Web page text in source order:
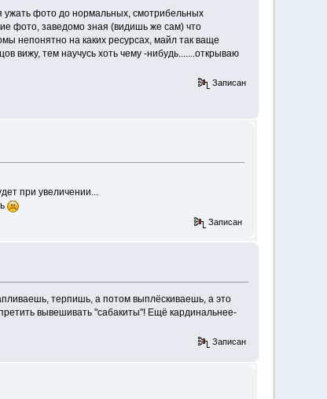
ужать фото до нормальных, смотрибельных
фото, заведомо зная (видишь же сам) что
непонятно на каких ресурсах, майл так ваще
тем научусь хоть чему -нибудь.......открываю
Записан
при увеличении...
Записан
терпишь, а потом выплёскиваешь, а это
вывешивать "сабакиты"! Ещё кардинальнее-
Записан